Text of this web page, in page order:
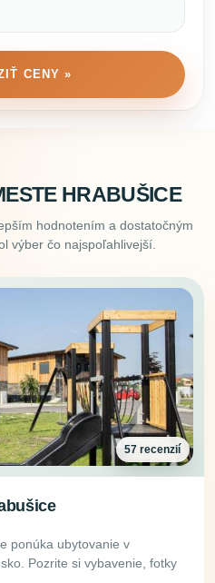
CENY »
HRABUŠICE
hodnotením a dostatočným
výber čo najspoľahlivejší.
57 recenzií
ponúka ubytovanie v
Pozrite si vybavenie, fotky